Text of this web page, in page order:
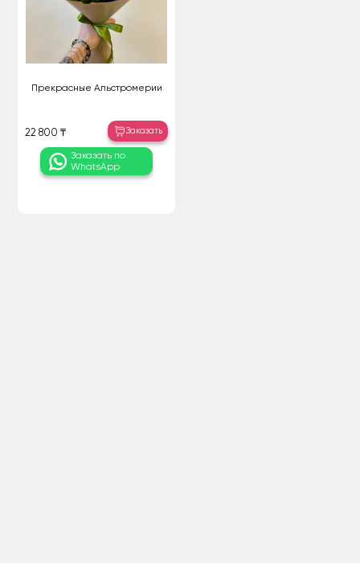
Прекрасные Альстромерии
22 800 ₸ Заказать
Заказать по
WhatsApp